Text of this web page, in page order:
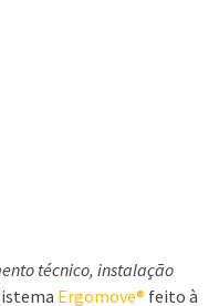
técnico, instalação
Ergomove® feito à